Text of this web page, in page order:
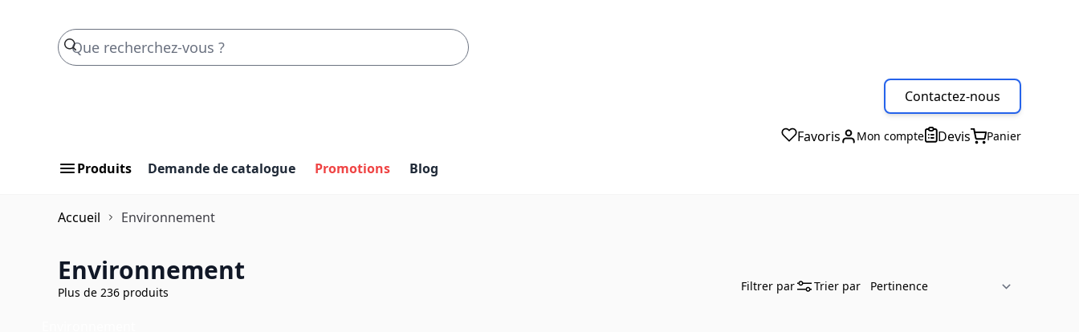
Contactez-nous
Favoris Mon compte Devis Panier
Produits Demande de catalogue Promotions Blog
Accueil Environnement
Environnement
Plus de 236 produits Trier par
Filtrer par